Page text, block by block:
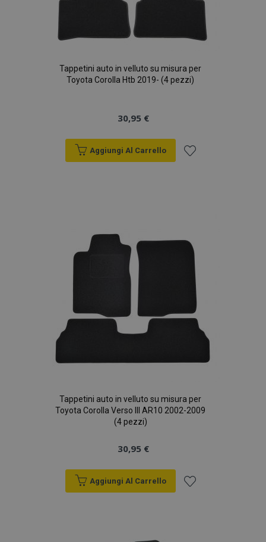
Tappetini auto in velluto su misura per
Toyota Corolla Htb 2019- (4 pezzi)
30,95 €
Aggiungi Al Carrello
desideri
Tappetini auto in velluto su misura per
Toyota Corolla Verso III AR10 2002-2009
(4 pezzi)
30,95 €
Aggiungi Al Carrello